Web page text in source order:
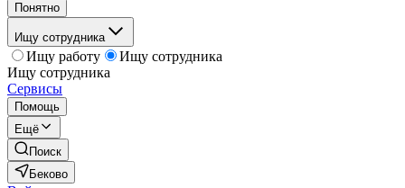
Понятно
Ищу сотрудника
Ищу работу
Ищу сотрудника
Ищу сотрудника
Сервисы
Помощь
Ещё
Поиск
Беково